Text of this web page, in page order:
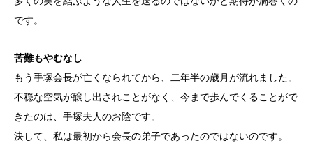
です。
苦難もやむなし
もう手塚会長が亡くなられてから、二年半の歳月が流れました。
不穏な空気が醸し出されことがなく、今まで歩んでくることがで
きたのは、手塚夫人のお陰です。
決して、私は最初から会長の弟子であったのではないのです。